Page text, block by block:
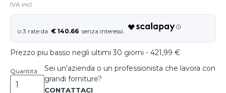
IVA incl.
€ 140.66
Prezzo piu basso negli ultimi 30 giorni - 421,99 €
Quantità
Sei un'azienda o un professionista che lavora con
grandi forniture?